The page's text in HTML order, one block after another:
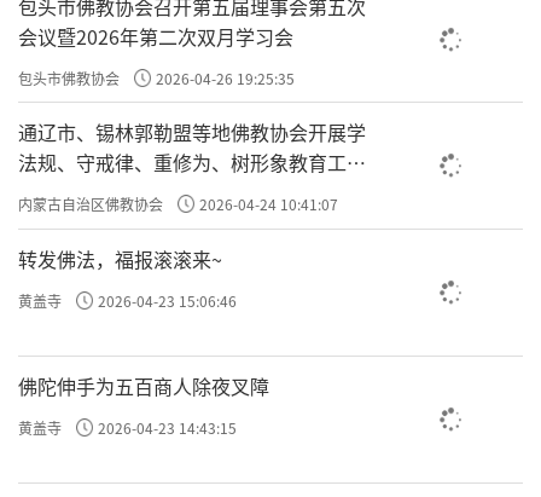
会议暨2026年第二次双月学习会
包头市佛教协会 2026-04-26 19:25:35
通辽市、锡林郭勒盟等地佛教协会开展学
法规、守戒律、重修为、树形象教育工作
专题学习会
内蒙古自治区佛教协会 2026-04-24 10:41:07
转发佛法，福报滚滚来~
黄盖寺 2026-04-23 15:06:46
佛陀伸手为五百商人除夜叉障
黄盖寺 2026-04-23 14:43:15